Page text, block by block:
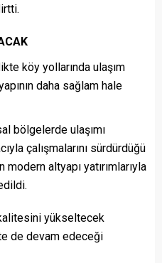
köy yollarında ulaşım
daha sağlam hale
bölgelerde ulaşımı
çalışmalarını sürdürdüğü
altyapı yatırımlarıyla
yükseltecek
de devam edeceği